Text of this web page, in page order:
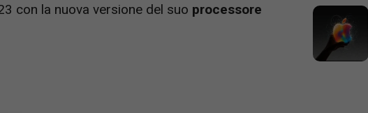
con la nuova versione del suo processore